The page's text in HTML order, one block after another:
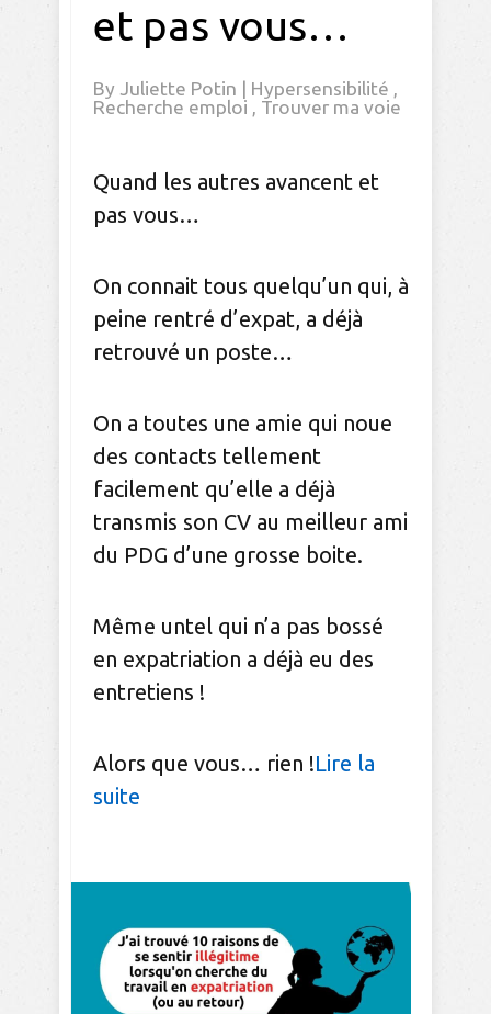
et pas vous…
By Juliette Potin | Hypersensibilité ,
Recherche emploi , Trouver ma voie
Quand les autres avancent et
pas vous…
On connait tous quelqu’un qui, à
peine rentré d’expat, a déjà
retrouvé un poste…
On a toutes une amie qui noue
des contacts tellement
facilement qu’elle a déjà
transmis son CV au meilleur ami
du PDG d’une grosse boite.
Même untel qui n’a pas bossé
en expatriation a déjà eu des
entretiens !
Alors que vous… rien !Lire la
suite